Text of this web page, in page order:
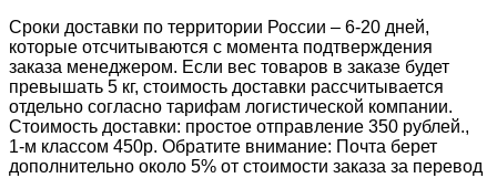
Сроки доставки по территории России – 6-20 дней,
которые отсчитываются с момента подтверждения
заказа менеджером. Если вес товаров в заказе будет
превышать 5 кг, стоимость доставки рассчитывается
отдельно согласно тарифам логистической компании.
Стоимость доставки: простое отправление 350 рублей.,
1-м классом 450р. Обратите внимание: Почта берет
дополнительно около 5% от стоимости заказа за перевод